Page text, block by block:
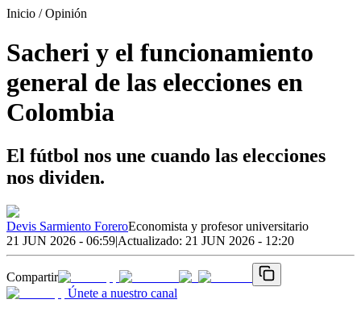
Inicio / Opinión
Sacheri y el funcionamiento
general de las elecciones en
Colombia
El fútbol nos une cuando las elecciones
nos dividen.
Devis Sarmiento ForeroEconomista y profesor universitario
21 JUN 2026 - 06:59|Actualizado: 21 JUN 2026 - 12:20
Compartir
Únete a nuestro canal